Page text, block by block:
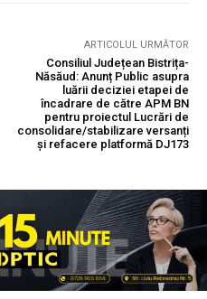
ARTICOLUL URMĂTOR
Consiliul Județean Bistrița-
Năsăud: Anunț Public asupra
luării deciziei etapei de
încadrare de către APM BN
pentru proiectul Lucrări de
consolidare/stabilizare versanți
și refacere platformă DJ173